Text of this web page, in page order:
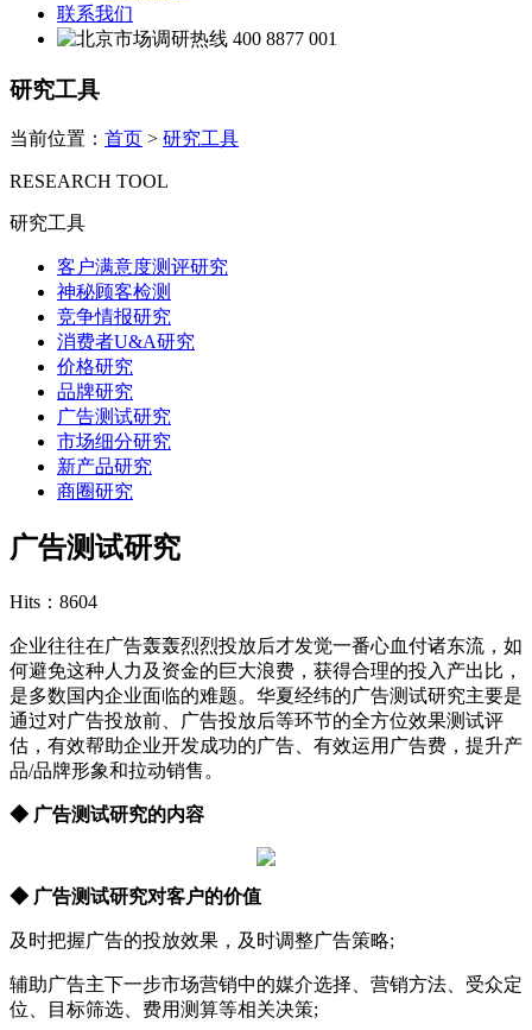
联系我们
400 8877 001
研究工具
当前位置： 首页 > 研究工具
RESEARCH TOOL
研究工具
客户满意度测评研究
神秘顾客检测
竞争情报研究
消费者U&A研究
价格研究
品牌研究
广告测试研究
市场细分研究
新产品研究
商圈研究
广告测试研究
Hits：8604
企业往往在广告轰轰烈烈投放后才发觉一番心血付诸东流，如
何避免这种人力及资金的巨大浪费，获得合理的投入产出比，
是多数国内企业面临的难题。华夏经纬的广告测试研究主要是
通过对广告投放前、广告投放后等环节的全方位效果测试评
估，有效帮助企业开发成功的广告、有效运用广告费，提升产
品/品牌形象和拉动销售。
◆ 广告测试研究的内容
◆ 广告测试研究对客户的价值
及时把握广告的投放效果，及时调整广告策略;
辅助广告主下一步市场营销中的媒介选择、营销方法、受众定
位、目标筛选、费用测算等相关决策;